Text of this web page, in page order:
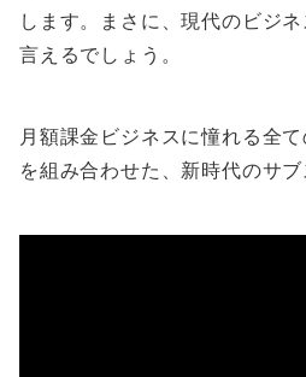
します。まさに、現代のビジ
言えるでしょう。
月額課金ビジネスに憧れる全
を組み合わせた、新時代のサブ